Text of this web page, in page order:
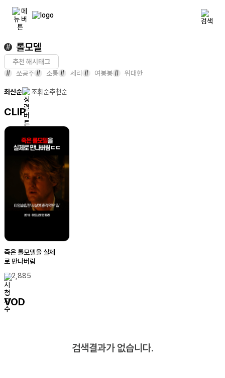
# 롤모델
추천 해시태그
#
쏘공주 # 소통 # 세리 # 여봉봉 # 위대한
최신순 조회순추천순
CLIP
죽은 롤모델을 실제
로 만나버림
2,885
VOD
검색결과가 없습니다.